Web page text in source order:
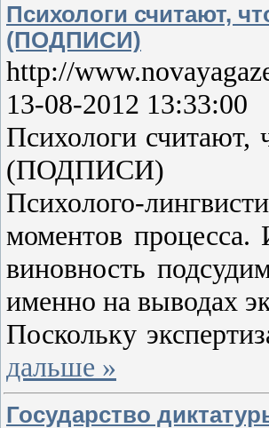
Психологи считают,
(ПОДПИСИ)
http://
13-08-2012 13:33:00
Психологи считают,
(ПОДПИСИ)
Психолого-
моментов процесса.
виновность
именно на выводах
Поскольку
дальше »
Государство